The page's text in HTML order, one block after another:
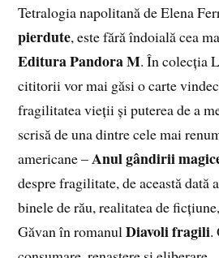
Tetralogia napolitană de Elena
pierdute, este fără îndoială cea
Editura Pandora M. În colecția
cititorii vor mai găsi o carte
fragilitatea vieții și puterea de a
scrisă de una dintre cele mai
americane –Anul gândirii
despre fragilitate, de această dată
binele de rău, realitatea de
Găvan în romanulDiavoli fragili.